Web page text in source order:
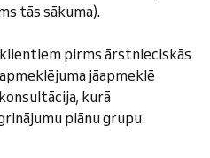
tās sākuma).
pirms ārstnieciskās
jāapmeklē
kurā
plānu grupu